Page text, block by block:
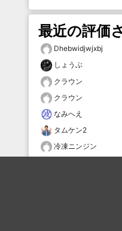
最近の評価
Dhebwidjwjxbj
しょうぶ
クラウン
クラウン
なみへえ
タムケン2
冷凍ニンジン